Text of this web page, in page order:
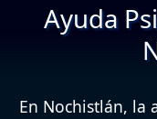
Ayuda
En Nochistlán, la